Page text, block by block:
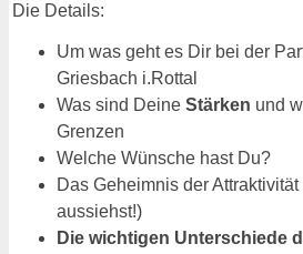
Die Details:
Um was geht es Dir bei der
Griesbach i.Rottal
Was sind Deine Stärken und
Grenzen
Welche Wünsche hast Du?
Das Geheimnis der
aussiehst!)
Die wichtigen Unterschiede